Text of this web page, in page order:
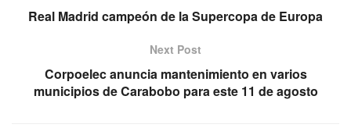
Real Madrid campeón de la Supercopa de Europa
Next Post
Corpoelec anuncia mantenimiento en varios
municipios de Carabobo para este 11 de agosto